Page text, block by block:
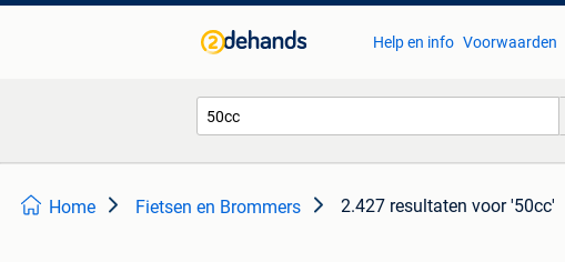
Help en info Voorwaarden
Home Fietsen en Brommers 2.427 resultaten voor '50cc'